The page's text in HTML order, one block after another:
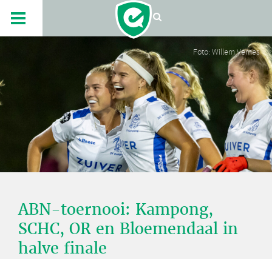
Foto: Willem Vernes
ABN-toernooi: Kampong,
SCHC, OR en Bloemendaal in
halve finale